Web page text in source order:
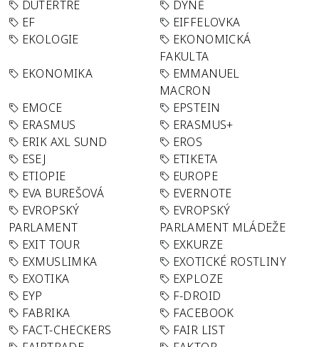
DUTERTRE
DÝNĚ
EF
EIFFELOVKA
EKOLOGIE
EKONOMICKÁ
FAKULTA
EKONOMIKA
EMMANUEL
MACRON
EMOCE
EPSTEIN
ERASMUS
ERASMUS+
ERIK AXL SUND
EROS
ESEJ
ETIKETA
ETIOPIE
EUROPE
EVA BUREŠOVÁ
EVERNOTE
EVROPSKÝ
PARLAMENT
EVROPSKÝ
PARLAMENT MLÁDEŽE
EXIT TOUR
EXKURZE
EXMUSLIMKA
EXOTICKÉ ROSTLINY
EXOTIKA
EXPLOZE
EYP
F-DROID
FABRIKA
FACEBOOK
FACT-CHECKERS
FAIR LIST